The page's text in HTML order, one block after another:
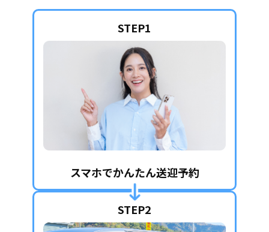
STEP1
スマホでかんたん送迎予約
STEP2